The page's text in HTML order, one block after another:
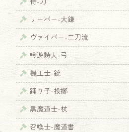
リーパー-大鎌
ヴァイパー-二刀流
吟遊詩人-弓
機工士-銃
踊り子-投擲
黒魔道士-杖
召喚士-魔道書